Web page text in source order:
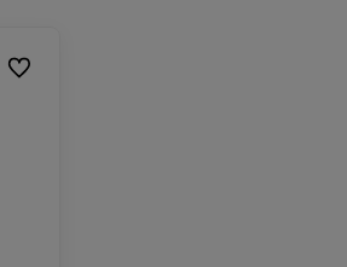
Do ulubionych